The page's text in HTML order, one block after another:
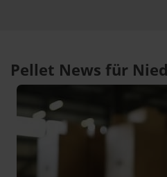
Pellet News für